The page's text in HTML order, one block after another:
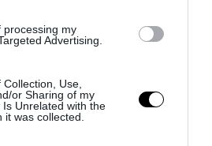
processing my
Advertising.
Use,
or Sharing of my
Unrelated with the
was collected.
Ασφάλεια